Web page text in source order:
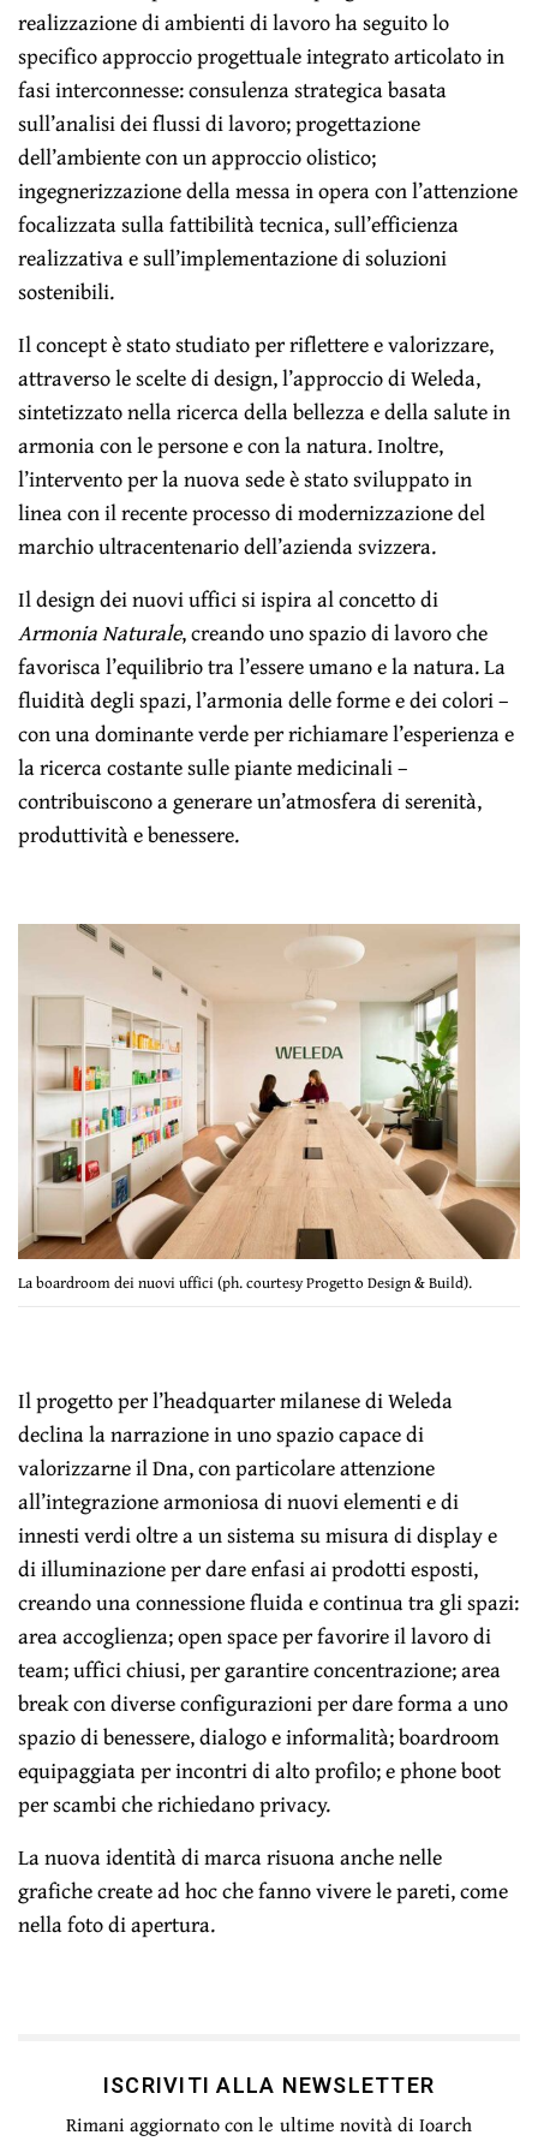
realizzazione di ambienti di lavoro ha seguito lo
specifico approccio progettuale integrato articolato in
fasi interconnesse: consulenza strategica basata
sull’analisi dei flussi di lavoro; progettazione
dell’ambiente con un approccio olistico;
ingegnerizzazione della messa in opera con l’attenzione
focalizzata sulla fattibilità tecnica, sull’efficienza
realizzativa e sull’implementazione di soluzioni
sostenibili.
Il concept è stato studiato per riflettere e valorizzare,
attraverso le scelte di design, l’approccio di Weleda,
sintetizzato nella ricerca della bellezza e della salute in
armonia con le persone e con la natura. Inoltre,
l’intervento per la nuova sede è stato sviluppato in
linea con il recente processo di modernizzazione del
marchio ultracentenario dell’azienda svizzera.
Il design dei nuovi uffici si ispira al concetto di
Armonia Naturale, creando uno spazio di lavoro che
favorisca l’equilibrio tra l’essere umano e la natura. La
fluidità degli spazi, l’armonia delle forme e dei colori –
con una dominante verde per richiamare l’esperienza e
la ricerca costante sulle piante medicinali –
contribuiscono a generare un’atmosfera di serenità,
produttività e benessere.
La boardroom dei nuovi uffici (ph. courtesy Progetto Design & Build).
Il progetto per l’headquarter milanese di Weleda
declina la narrazione in uno spazio capace di
valorizzarne il Dna, con particolare attenzione
all’integrazione armoniosa di nuovi elementi e di
innesti verdi oltre a un sistema su misura di display e
di illuminazione per dare enfasi ai prodotti esposti,
creando una connessione fluida e continua tra gli spazi:
area accoglienza; open space per favorire il lavoro di
team; uffici chiusi, per garantire concentrazione; area
break con diverse configurazioni per dare forma a uno
spazio di benessere, dialogo e informalità; boardroom
equipaggiata per incontri di alto profilo; e phone boot
per scambi che richiedano privacy.
La nuova identità di marca risuona anche nelle
grafiche create ad hoc che fanno vivere le pareti, come
nella foto di apertura.
ISCRIVITI ALLA NEWSLETTER
Rimani aggiornato con le ultime novità di Ioarch